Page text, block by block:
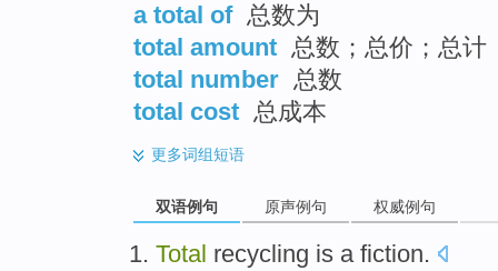
a total of 总数为
total amount 总数；总价；总计
total number 总数
total cost 总成本
更多词组短语
双语例句 原声例句 权威例句
Total recycling is a fiction.